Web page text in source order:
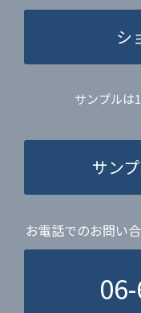
シ
サンプルは
サン
お電話でのお問い